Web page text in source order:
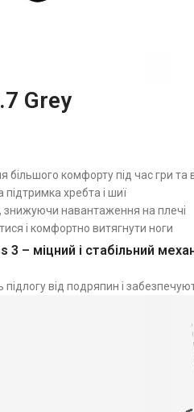
Grey
комфорту під час гри та
хребта і шиї
знижуючи навантаження на плечі
і комфортно витягнути ноги
3 – міцний і стабільний
від подряпин і